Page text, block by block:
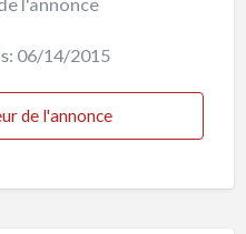
l'annonce
06/14/2015
de l'annonce